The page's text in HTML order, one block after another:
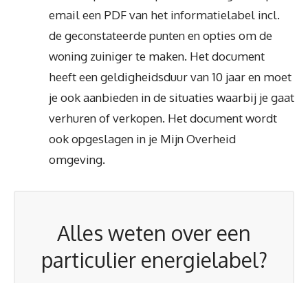
email een PDF van het informatielabel incl.
de geconstateerde punten en opties om de
woning zuiniger te maken. Het document
heeft een geldigheidsduur van 10 jaar en moet
je ook aanbieden in de situaties waarbij je gaat
verhuren of verkopen. Het document wordt
ook opgeslagen in je Mijn Overheid
omgeving.
Alles weten over een
particulier energielabel?